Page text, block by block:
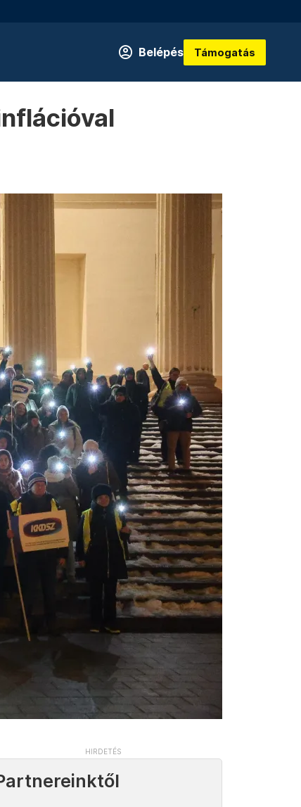
Belépés Támogatás